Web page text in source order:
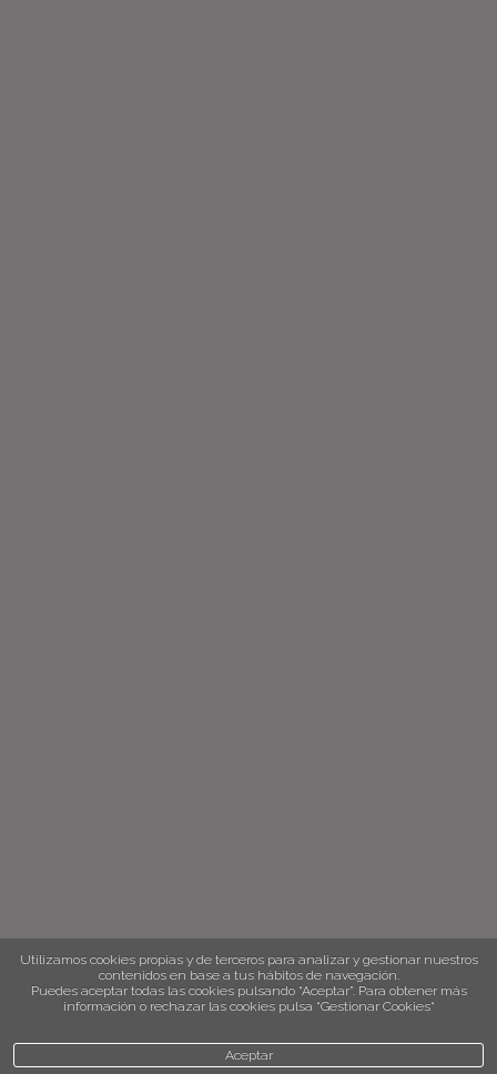
Utilizamos cookies propias y de terceros para analizar y gestionar nuestros
contenidos en base a tus hábitos de navegación.
Puedes aceptar todas las cookies pulsando “Aceptar”. Para obtener más
información o rechazar las cookies pulsa “Gestionar Cookies“
Aceptar